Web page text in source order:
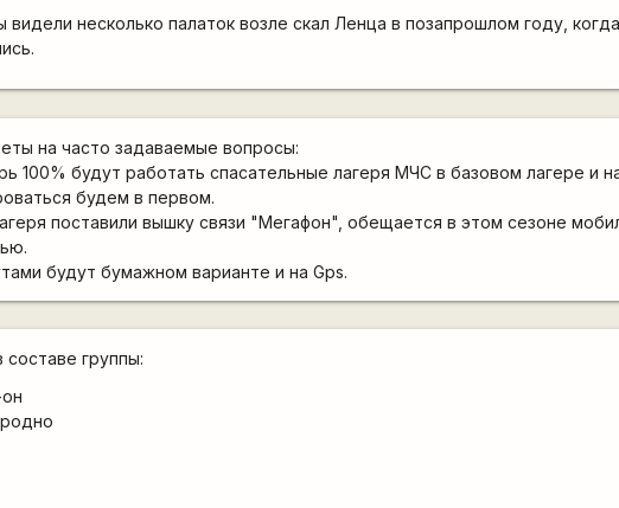
несколько палаток возле скал Ленца в позапрошлом году,
на часто задаваемые вопросы:
100% будут работать спасательные лагеря МЧС в базовом лагере и
будем в первом.
поставили вышку связи "Мегафон", обещается в этом сезоне
будут бумажном варианте и на Gps.
группы: